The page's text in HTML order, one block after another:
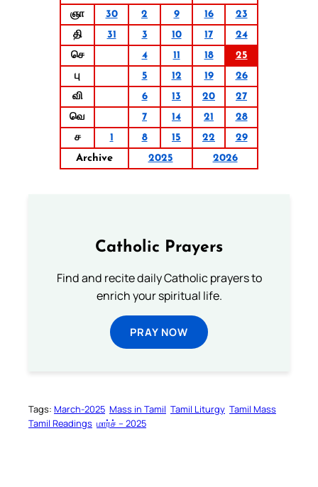
ஞா
30 2 9 16
23
தி
31 3 10 17
24
செ
4 11 18
25
பு
5 12 19
26
வி
6 13 20
27
வெ
7 14 21
28
ச
1 8 15 22
29
Archive
2025 2026
Catholic Prayers
Find and recite daily Catholic prayers to
enrich your spiritual life.
PRAY NOW
Tags: March-2025 Mass in Tamil Tamil Liturgy Tamil Mass
Tamil Readings மார்ச் – 2025